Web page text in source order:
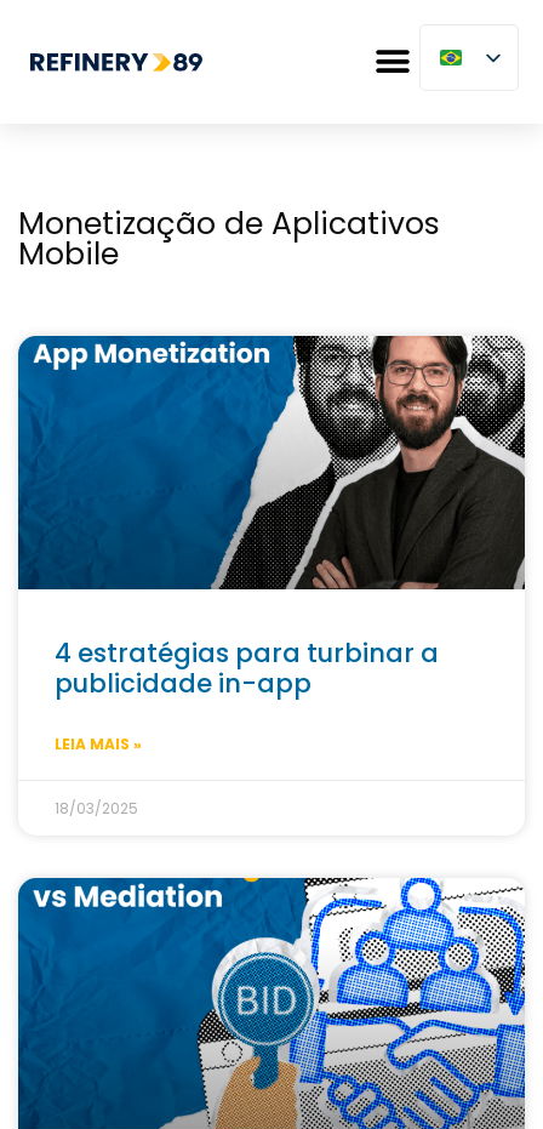
Monetização de Aplicativos
Mobile
4 estratégias para turbinar a
publicidade in-app
LEIA MAIS »
18/03/2025